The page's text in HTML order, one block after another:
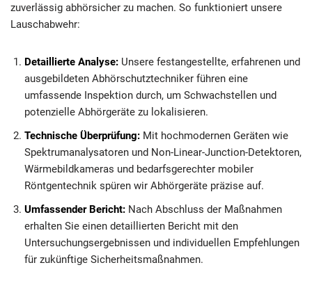
zuverlässig abhörsicher zu machen. So funktioniert unsere
Lauschabwehr:
Detaillierte Analyse: Unsere festangestellte, erfahrenen und
ausgebildeten Abhörschutztechniker führen eine
umfassende Inspektion durch, um Schwachstellen und
potenzielle Abhörgeräte zu lokalisieren.
Technische Überprüfung: Mit hochmodernen Geräten wie
Spektrumanalysatoren und Non-Linear-Junction-Detektoren,
Wärmebildkameras und bedarfsgerechter mobiler
Röntgentechnik spüren wir Abhörgeräte präzise auf.
Umfassender Bericht: Nach Abschluss der Maßnahmen
erhalten Sie einen detaillierten Bericht mit den
Untersuchungsergebnissen und individuellen Empfehlungen
für zukünftige Sicherheitsmaßnahmen.